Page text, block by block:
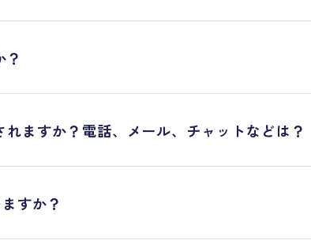
ますか？電話、メール、チャットなどは？
すか？